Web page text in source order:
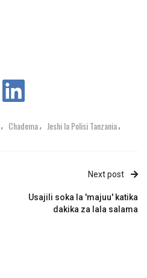
, Chadema, Jeshi la Polisi Tanzania,
Next post
Usajili soka la 'majuu' katika
dakika za lala salama